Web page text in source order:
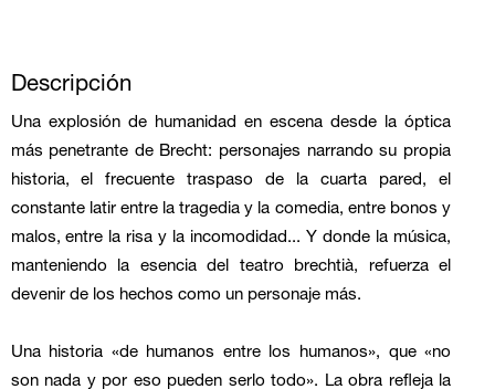
Descripción
Una explosión de humanidad en escena desde la óptica
más penetrante de Brecht: personajes narrando su propia
historia, el frecuente traspaso de la cuarta pared, el
constante latir entre la tragedia y la comedia, entre bonos y
malos, entre la risa y la incomodidad... Y donde la música,
manteniendo la esencia del teatro brechtià, refuerza el
devenir de los hechos como un personaje más.
Una historia «de humanos entre los humanos», que «no
son nada y por eso pueden serlo todo». La obra refleja la